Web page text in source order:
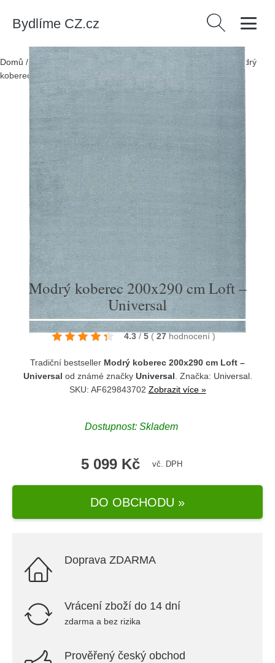
Bydlíme CZ.cz Vyhledávání
Domů /Produkty/> Textil > Koberce a rohožky > Koberce / Modrý
koberec 200x290 cm Loft – Universal
Modrý koberec 200x290 cm Loft –
Universal
4.3 / 5 ( 27 hodnocení )
Tradiční bestseller Modrý koberec 200x290 cm Loft –
Universal od známé značky Universal . Značka: Universal.
SKU: AF629843702 Zobrazit více »
Dostupnost: Skladem
5 099 Kč vč. DPH
DO OBCHODU »
Doprava ZDARMA
Vrácení zboží do 14 dní
zdarma a bez rizika
Prověřený český obchod